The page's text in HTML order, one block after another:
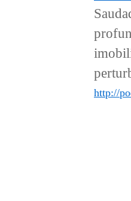
http://